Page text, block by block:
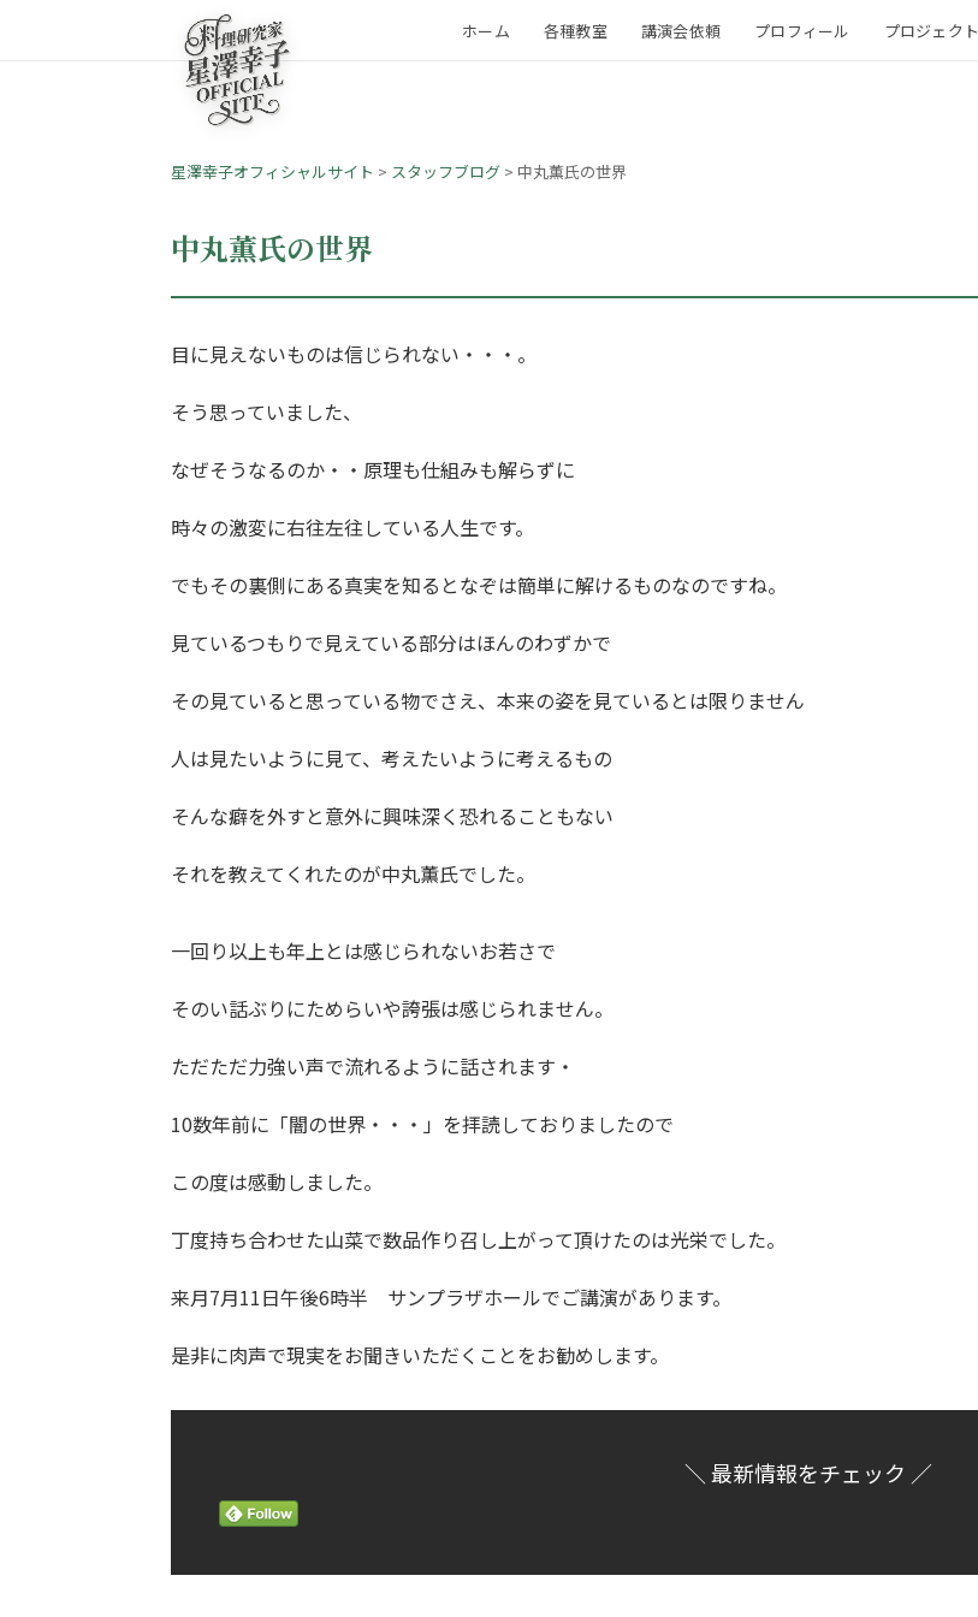
ホーム 各種教室 講演会依頼 プロフィール プロジェクト
星澤幸子オフィシャルサイト > スタッフブログ > 中丸薫氏の世界
中丸薫氏の世界
目に見えないものは信じられない・・・。
そう思っていました、
なぜそうなるのか・・原理も仕組みも解らずに
時々の激変に右往左往している人生です。
でもその裏側にある真実を知るとなぞは簡単に解けるものなのですね。
見ているつもりで見えている部分はほんのわずかで
その見ていると思っている物でさえ、本来の姿を見ているとは限りません
人は見たいように見て、考えたいように考えるもの
そんな癖を外すと意外に興味深く恐れることもない
それを教えてくれたのが中丸薫氏でした。
一回り以上も年上とは感じられないお若さで
そのい話ぶりにためらいや誇張は感じられません。
ただただ力強い声で流れるように話されます・
10数年前に「闇の世界・・・」を拝読しておりましたので
この度は感動しました。
丁度持ち合わせた山菜で数品作り召し上がって頂けたのは光栄でした。
来月7月11日午後6時半 サンプラザホールでご講演があります。
是非に肉声で現実をお聞きいただくことをお勧めします。
＼ 最新情報をチェック ／